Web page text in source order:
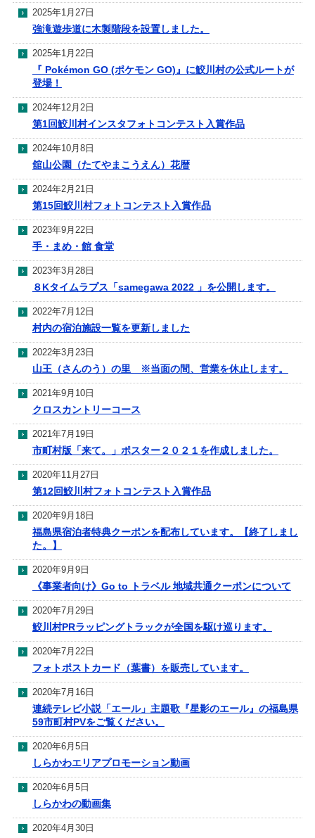
2025年1月27日
強滝遊歩道に木製階段を設置しました。
2025年1月22日
『 Pokémon GO (ポケモン GO)』に鮫川村の公式ルートが
登場！
2024年12月2日
第1回鮫川村インスタフォトコンテスト入賞作品
2024年10月8日
舘山公園（たてやまこうえん）花暦
2024年2月21日
第15回鮫川村フォトコンテスト入賞作品
2023年9月22日
手・まめ・館 食堂
2023年3月28日
８Kタイムラプス「samegawa 2022 」を公開します。
2022年7月12日
村内の宿泊施設一覧を更新しました
2022年3月23日
山王（さんのう）の里 ※当面の間、営業を休止します。
2021年9月10日
クロスカントリーコース
2021年7月19日
市町村版「来て。」ポスター２０２１を作成しました。
2020年11月27日
第12回鮫川村フォトコンテスト入賞作品
2020年9月18日
福島県宿泊者特典クーポンを配布しています。【終了しまし
た。】
2020年9月9日
《事業者向け》Go to トラベル 地域共通クーポンについて
2020年7月29日
鮫川村PRラッピングトラックが全国を駆け巡ります。
2020年7月22日
フォトポストカード（葉書）を販売しています。
2020年7月16日
連続テレビ小説「エール」主題歌『星影のエール』の福島県
59市町村PVをご覧ください。
2020年6月5日
しらかわエリアプロモーション動画
2020年6月5日
しらかわの動画集
2020年4月30日